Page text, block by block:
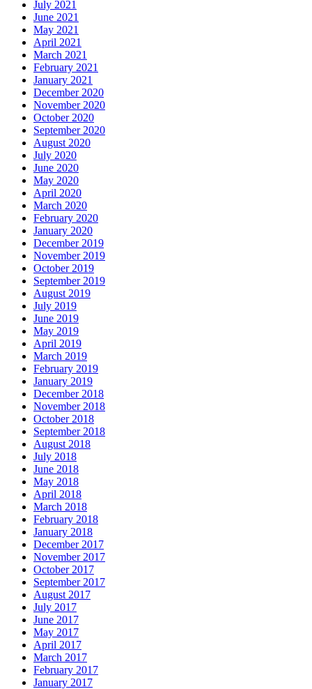
July 2021
June 2021
May 2021
April 2021
March 2021
February 2021
January 2021
December 2020
November 2020
October 2020
September 2020
August 2020
July 2020
June 2020
May 2020
April 2020
March 2020
February 2020
January 2020
December 2019
November 2019
October 2019
September 2019
August 2019
July 2019
June 2019
May 2019
April 2019
March 2019
February 2019
January 2019
December 2018
November 2018
October 2018
September 2018
August 2018
July 2018
June 2018
May 2018
April 2018
March 2018
February 2018
January 2018
December 2017
November 2017
October 2017
September 2017
August 2017
July 2017
June 2017
May 2017
April 2017
March 2017
February 2017
January 2017